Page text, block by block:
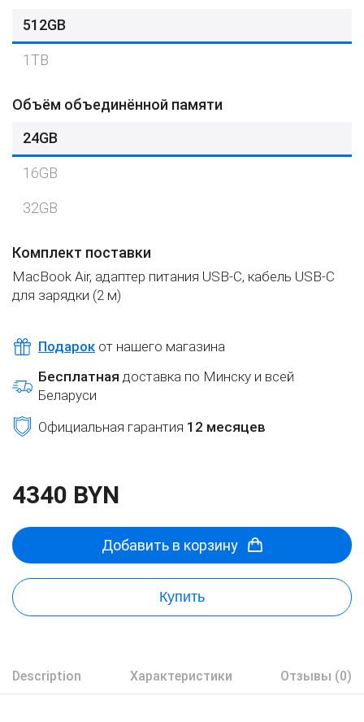
512GB
1TB
Объём объединённой памяти
24GB
16GB
32GB
Комплект поставки
MacBook Air, адаптер питания USB‑C, кабель USB‑C
для зарядки (2 м)
Подарок от нашего магазина
Бесплатная доставка по Минску и всей
Беларуси
Официальная гарантия 12 месяцев
4340 BYN
Добавить в корзину
Купить
Description Характеристики Отзывы (0)